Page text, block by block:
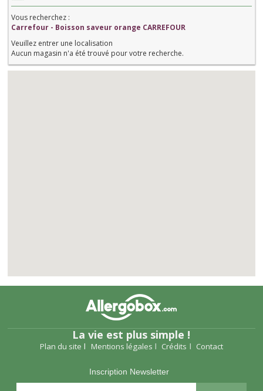
Vous recherchez :
Carrefour - Boisson saveur orange CARREFOUR
Veuillez entrer une localisation
Aucun magasin n'a été trouvé pour votre recherche.
La vie est plus simple !
Plan du site Mentions légales Crédits Contact
Inscription Newsletter